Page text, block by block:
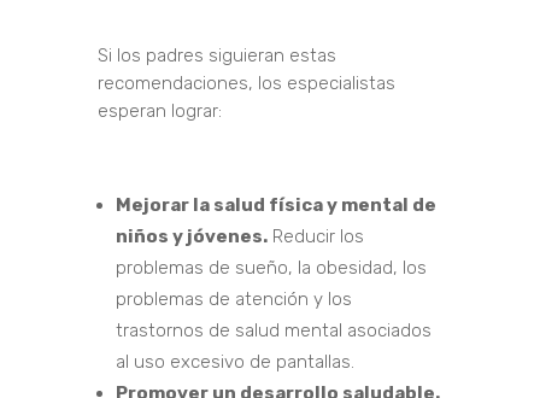
Si los padres siguieran estas
recomendaciones, los especialistas
esperan lograr:
Mejorar la salud física y mental de
niños y jóvenes.Reducir los
problemas de sueño, la obesidad, los
problemas de atención y los
trastornos de salud mental asociados
al uso excesivo de pantallas.
Promover un desarrollo saludable.